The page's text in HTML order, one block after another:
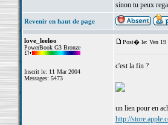
sinon tu peux
Revenir en haut de page
love_leeloo
PowerBook G3 Bronze
Inscrit le: 11 Mar 2004
Messages: 5473
Post� le: Ven 19
c'est la fin ?
un lien pour en
http://